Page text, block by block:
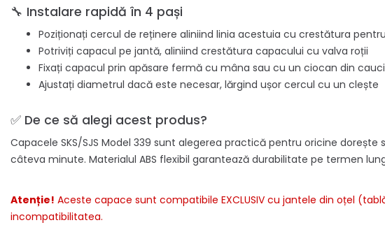
🔧 Instalare rapidă în 4 pași
Poziționați cercul de reținere aliniind linia acestuia cu crestătura
Potriviți capacul pe jantă, aliniind crestătura capacului cu valva roții
Fixați capacul prin apăsare fermă cu mâna sau cu un ciocan din
Ajustați diametrul dacă este necesar, lărgind ușor cercul cu un clește
✅ De ce să alegi acest produs?
Capacele SKS/SJS Model 339 sunt alegerea practică pentru oricine
câteva minute. Materialul ABS flexibil garantează durabilitate pe termen
Atenție! Aceste capace sunt compatibile EXCLUSIV cu jantele din oțel
incompatibilitatea.